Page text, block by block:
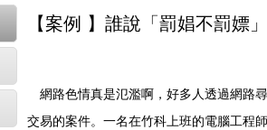
【案例 】誰說「罰娼不罰嫖
網路色情真是氾濫啊，好多人透過網路
交易的案件。一名在竹科上班的電腦工程